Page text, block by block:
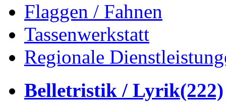
Flaggen / Fahnen
Tassenwerkstatt
Regionale
Belletristik / Lyrik(222)